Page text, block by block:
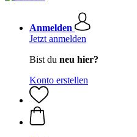
Anmelden
Jetzt anmelden
Bist du neu hier?
Konto erstellen